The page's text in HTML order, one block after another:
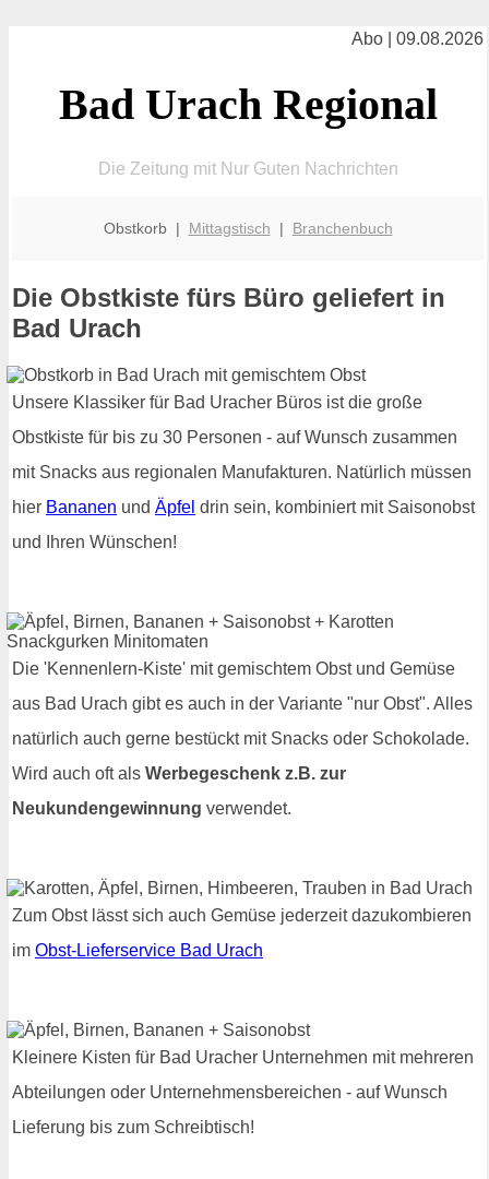
Abo | 09.08.2026
Bad Urach Regional
Die Zeitung mit Nur Guten Nachrichten
Obstkorb | Mittagstisch | Branchenbuch
Die Obstkiste fürs Büro geliefert in
Bad Urach
Unsere Klassiker für Bad Uracher Büros ist die große
Obstkiste für bis zu 30 Personen - auf Wunsch zusammen
mit Snacks aus regionalen Manufakturen. Natürlich müssen
hier Bananen und Äpfel drin sein, kombiniert mit Saisonobst
und Ihren Wünschen!
Die 'Kennenlern-Kiste' mit gemischtem Obst und Gemüse
aus Bad Urach gibt es auch in der Variante "nur Obst". Alles
natürlich auch gerne bestückt mit Snacks oder Schokolade.
Wird auch oft als Werbegeschenk z.B. zur
Neukundengewinnung verwendet.
Zum Obst lässt sich auch Gemüse jederzeit dazukombieren
im Obst-Lieferservice Bad Urach
Kleinere Kisten für Bad Uracher Unternehmen mit mehreren
Abteilungen oder Unternehmensbereichen - auf Wunsch
Lieferung bis zum Schreibtisch!